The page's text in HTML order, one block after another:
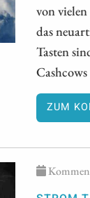
von
das
Tasten
ZUM